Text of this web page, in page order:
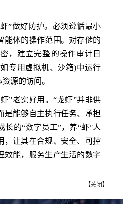
”做好防护。必须遵循最小
能体的操作范围。对存储的
，建立完整的操作审计日
专用虚拟机、沙箱)中运行
源的访问。
”老实好用。“龙虾”并非供
是能够自主执行任务、承担
长的“数字员工”，养“虾”人
，让其在合规、安全、可控
效能，服务生产生活的数字
【关闭 】